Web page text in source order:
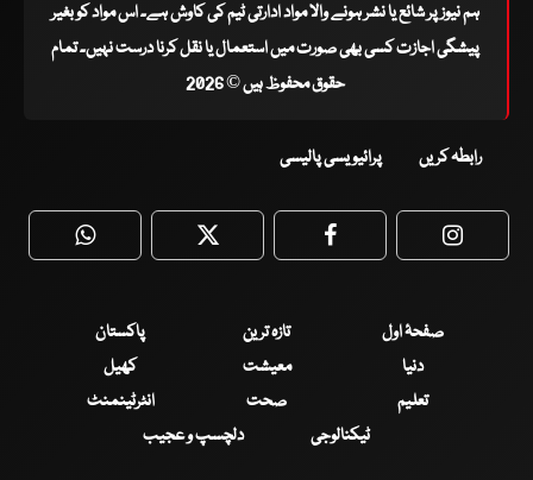
ہم نیوز پر شائع یا نشر ہونے والا مواد ادارتی ٹیم کی کاوش ہے۔ اس مواد کو بغیر
پیشگی اجازت کسی بھی صورت میں استعمال یا نقل کرنا درست نہیں۔ تمام
حقوق محفوظ ہیں © 2026
رابطہ کریں پرائیویسی پالیسی
WhatsApp Twitter Facebook
صفحۂ اول تازہ ترین
پاکستان
دنیا
معیشت
کھیل
تعلیم
صحت
انٹرٹینمنٹ
ٹیکنالوجی
دلچسپ و عجیب